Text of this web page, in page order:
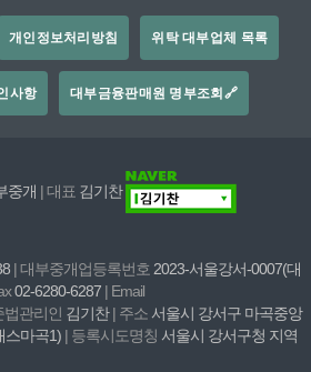
개인정보처리방침 위탁 대부업체 목록
사항 대부금융판매원 명부조회🔗
중개 | 대표 김기찬
| 대부중개업등록번호 2023-서울강서-0007(대
02-6280-6287 | Email
법관리인 김기찬| 주소 서울시 강서구 마곡중앙
스마곡1) | 등록시도명칭 서울시 강서구청 지역